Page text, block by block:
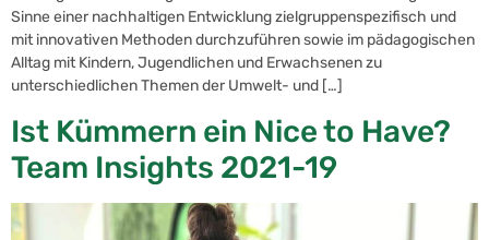
Sinne einer nachhaltigen Entwicklung zielgruppenspezifisch und
mit innovativen Methoden durchzuführen sowie im pädagogischen
Alltag mit Kindern, Jugendlichen und Erwachsenen zu
unterschiedlichen Themen der Umwelt- und […]
Ist Kümmern ein Nice to Have?
Team Insights 2021-19